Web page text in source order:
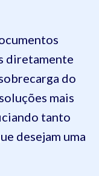
diretamente
do
mais
tanto
desejam uma